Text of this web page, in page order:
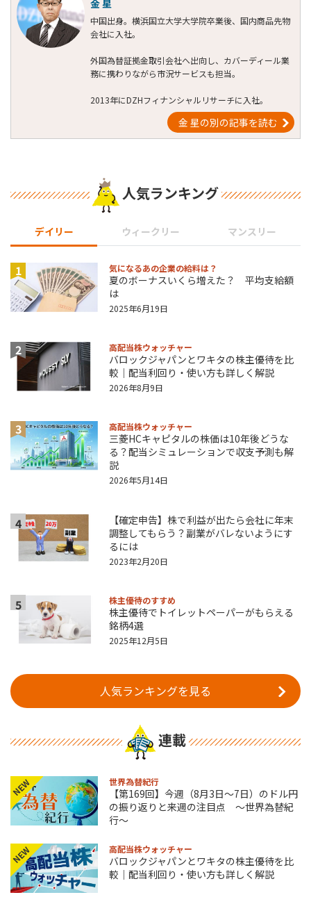
金 星
中国出身。横浜国立大学大学院卒業後、国内商品先物
会社に入社。
外国為替証拠金取引会社へ出向し、カバーディール業
務に携わりながら市況サービスも担当。
2013年にDZHフィナンシャルリサーチに入社。
金 星の別の記事を読む
人気ランキング
デイリー ウィークリー マンスリー
1 気になるあの企業の給料は？
夏のボーナスいくら増えた？ 平均支給額
は
2025年6月19日
2 高配当株ウォッチャー
バロックジャパンとワキタの株主優待を比
較｜配当利回り・使い方も詳しく解説
2026年8月9日
3 高配当株ウォッチャー
三菱HCキャピタルの株価は10年後どうな
る？配当シミュレーションで収支予測も解
説
2026年5月14日
4
【確定申告】株で利益が出たら会社に年末
調整してもらう？副業がバレないようにす
るには
2023年2月20日
5 株主優待のすすめ
株主優待でトイレットペーパーがもらえる
銘柄4選
2025年12月5日
人気ランキングを見る
連載
NEW 世界為替紀行
【第169回】今週（8月3日～7日）のドル円
の振り返りと来週の注目点 ～世界為替紀
行～
NEW 高配当株ウォッチャー
バロックジャパンとワキタの株主優待を比
較｜配当利回り・使い方も詳しく解説